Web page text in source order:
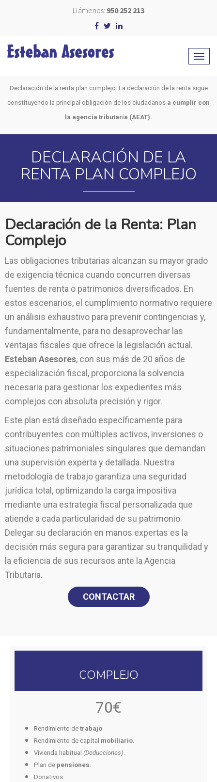
Llámenos: 950 252 213
Declaración de la renta plan complejo. La declaración de la renta sigue
constituyendo la principal obligación de los ciudadanos a cumplir con
la agencia tributaria (AEAT).
DECLARACIÓN DE LA
RENTA PLAN COMPLEJO
Declaración de la Renta: Plan
Complejo
Las obligaciones tributarias alcanzan su mayor grado
de exigencia técnica cuando concurren diversas
fuentes de renta o patrimonios diversificados. En
estos escenarios, el cumplimiento normativo requiere
un análisis exhaustivo para prevenir contingencias y,
fundamentalmente, para no desaprovechar las
ventajas fiscales que ofrece la legislación actual.
Esteban Asesores, con sus más de 20 años de
especialización fiscal, proporciona la solvencia
necesaria para gestionar los expedientes más
complejos con absoluta precisión y rigor.
Este plan está diseñado específicamente para
contribuyentes con múltiples activos, inversiones o
situaciones patrimoniales singulares que demandan
una supervisión experta y detallada. Nuestra
metodología de trabajo garantiza una seguridad
jurídica total, optimizando la carga impositiva
mediante una estrategia fiscal personalizada que
atiende a cada particularidad de su patrimonio.
Delegar su declaración en manos expertas es la
decisión más segura para garantizar su tranquilidad y
la eficiencia de sus recursos ante la Agencia
Tributaria.
CONTACTAR
COMPLEJO
70€
Rendimiento de trabajo.
Rendimiento de capital mobiliario.
Vivienda habitual (Deducciones).
Plan de pensiones.
Donativos.